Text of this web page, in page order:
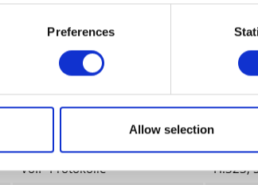
Preferences
Allow selection
Stromversorgung
VoIP-Protokolle
H.323,